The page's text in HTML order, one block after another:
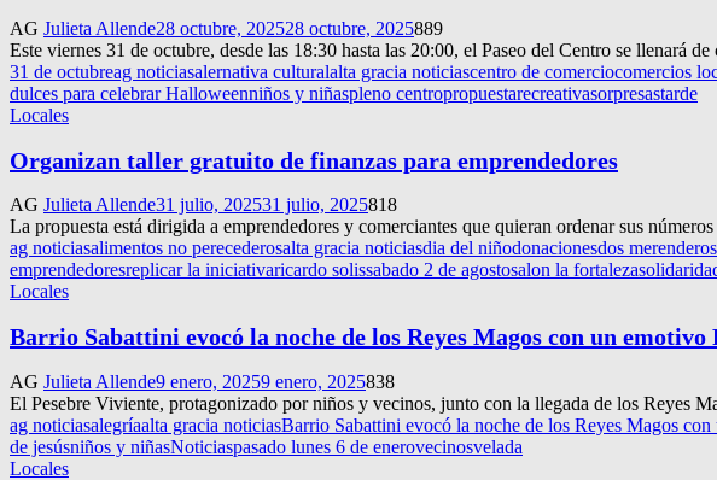
AG Julieta Allende28 octubre, 202528 octubre, 2025889
Este viernes 31 de octubre, desde las 18:30 hasta las 20:00, el Paseo del Centro se llenará
31 de octubreag noticiasalernativa culturalalta gracia noticiascentro de comerciocomercios
dulces para celebrar Halloweenniños y niñaspleno centropropuestarecreativasorpresastarde
Locales
Organizan taller gratuito de finanzas para emprendedores
AG Julieta Allende31 julio, 202531 julio, 2025818
La propuesta está dirigida a emprendedores y comerciantes que quieran ordenar sus
ag noticiasalimentos no perecederosalta gracia noticiasdia del niñodonacionesdos merenderos
emprendedoresreplicar la iniciativaricardo solissabado 2 de agostosalon la fortaleza
Locales
Barrio Sabattini evocó la noche de los Reyes Magos con un emotivo
AG Julieta Allende9 enero, 20259 enero, 2025838
El Pesebre Viviente, protagonizado por niños y vecinos, junto con la llegada de los Reyes
ag noticiasalegríaalta gracia noticiasBarrio Sabattini evocó la noche de los Reyes Magos
de jesúsniños y niñasNoticiaspasado lunes 6 de enerovecinosvelada
Locales